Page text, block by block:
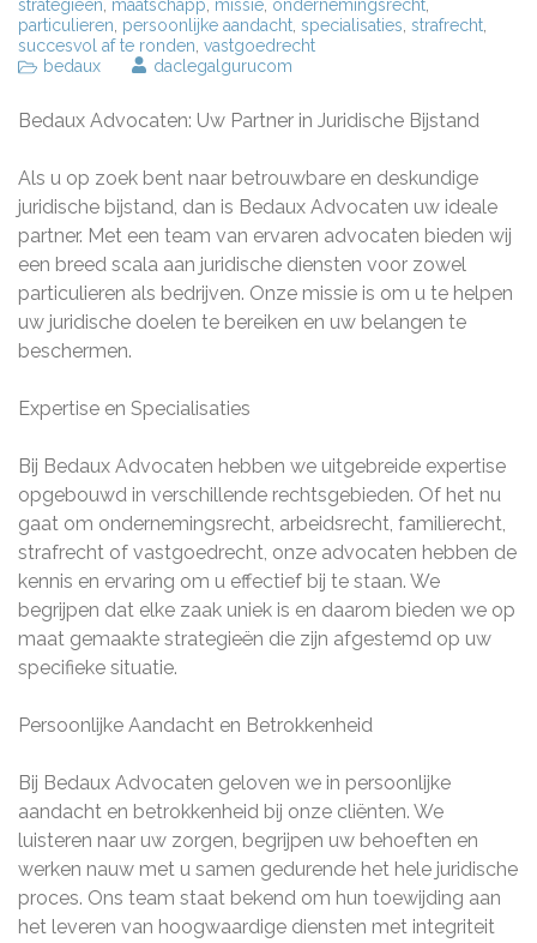
strategieën maatschapp missie ondernemingsrecht
particulieren persoonlijke aandacht specialisaties strafrecht
succesvol af te ronden vastgoedrecht
bedaux
daclegalgurucom
Bedaux Advocaten: Uw Partner in Juridische Bijstand
Als u op zoek bent naar betrouwbare en deskundige
juridische bijstand, dan is Bedaux Advocaten uw ideale
partner. Met een team van ervaren advocaten bieden wij
een breed scala aan juridische diensten voor zowel
particulieren als bedrijven. Onze missie is om u te helpen
uw juridische doelen te bereiken en uw belangen te
beschermen.
Expertise en Specialisaties
Bij Bedaux Advocaten hebben we uitgebreide expertise
opgebouwd in verschillende rechtsgebieden. Of het nu
gaat om ondernemingsrecht, arbeidsrecht, familierecht,
strafrecht of vastgoedrecht, onze advocaten hebben de
kennis en ervaring om u effectief bij te staan. We
begrijpen dat elke zaak uniek is en daarom bieden we op
maat gemaakte strategieën die zijn afgestemd op uw
specifieke situatie.
Persoonlijke Aandacht en Betrokkenheid
Bij Bedaux Advocaten geloven we in persoonlijke
aandacht en betrokkenheid bij onze cliënten. We
luisteren naar uw zorgen, begrijpen uw behoeften en
werken nauw met u samen gedurende het hele juridische
proces. Ons team staat bekend om hun toewijding aan
het leveren van hoogwaardige diensten met integriteit